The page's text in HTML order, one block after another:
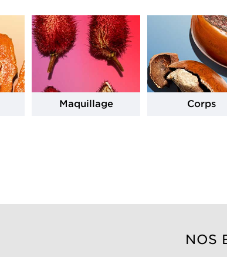
Maquillage Corps
NOS